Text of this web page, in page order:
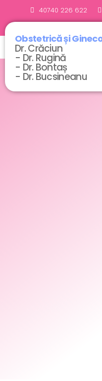
40740 226 622
Obstetrică și
Dr. Crăciun
- Dr. Rugină
- Dr. Bontaș
- Dr. Bucsineanu